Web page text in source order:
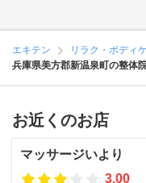
エキテン リラク・ボディ
兵庫県美方郡新温泉町の整体
お近くのお店
マッサージいより
3.00